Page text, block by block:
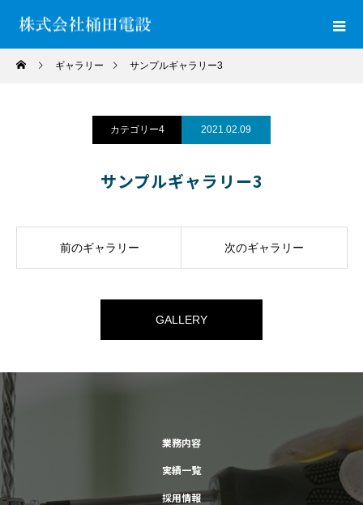
ギャラリー サンプルギャラリー3
カテゴリー4 2021.02.09
サンプルギャラリー3
前のギャラリー 次のギャラリー
GALLERY
業務内容
実績一覧
採用情報